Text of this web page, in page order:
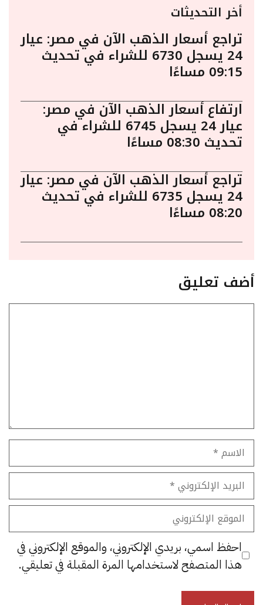
أخر التحديثات
تراجع أسعار الذهب الآن في مصر: عيار
24 يسجل 6730 للشراء في تحديث
09:15 مساءًا
ارتفاع أسعار الذهب الآن في مصر:
عيار 24 يسجل 6745 للشراء في
تحديث 08:30 مساءًا
تراجع أسعار الذهب الآن في مصر: عيار
24 يسجل 6735 للشراء في تحديث
08:20 مساءًا
أضف تعليق
الاسم
البريد
الإلكتروني
الموقع
الإلكتروني
احفظ اسمي، بريدي الإلكتروني، والموقع الإلكتروني في
هذا المتصفح لاستخدامها المرة المقبلة في تعليقي.